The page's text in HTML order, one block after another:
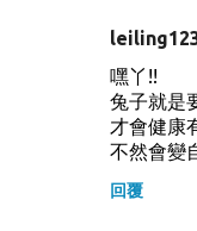
嘿丫!!
兔子就是
才會健康
不然會變
回覆